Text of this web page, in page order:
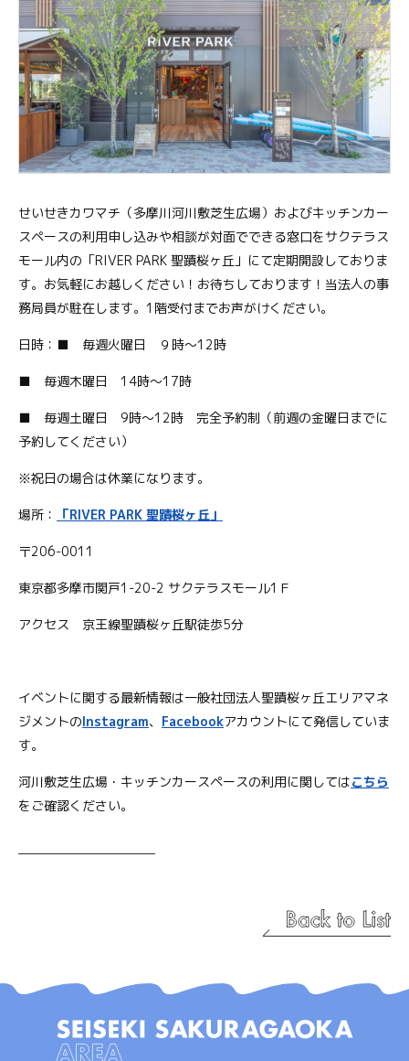
せいせきカワマチ（多摩川河川敷芝生広場）およびキッチンカー
スペースの利用申し込みや相談が対面でできる窓口をサクテラス
モール内の「RIVER PARK 聖蹟桜ヶ丘」にて定期開設しておりま
す。お気軽にお越しください！お待ちしております！当法人の事
務局員が駐在します。1階受付までお声がけください。
日時：■ 毎週火曜日 ９時～12時
■ 毎週木曜日 14時～17時
■ 毎週土曜日 9時～12時 完全予約制（前週の金曜日までに
予約してください）
※祝日の場合は休業になります。
場所： 「RIVER PARK 聖蹟桜ヶ丘」
〒206-0011
東京都多摩市関戸1-20-2 サクテラスモール1Ｆ
アクセス 京王線聖蹟桜ヶ丘駅徒歩5分
イベントに関する最新情報は一般社団法人聖蹟桜ヶ丘エリアマネ
ジメントのInstagram、 Facebookアカウントにて発信していま
す。
河川敷芝生広場・キッチンカースペースの利用に関してはこちら
をご確認ください。